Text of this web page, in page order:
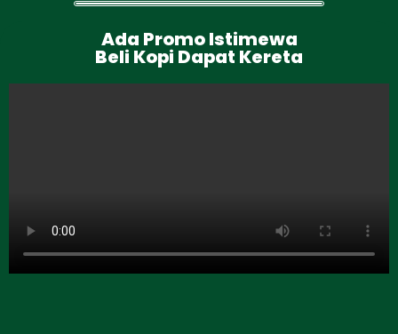
Ada Promo Istimewa
Beli Kopi Dapat Kereta